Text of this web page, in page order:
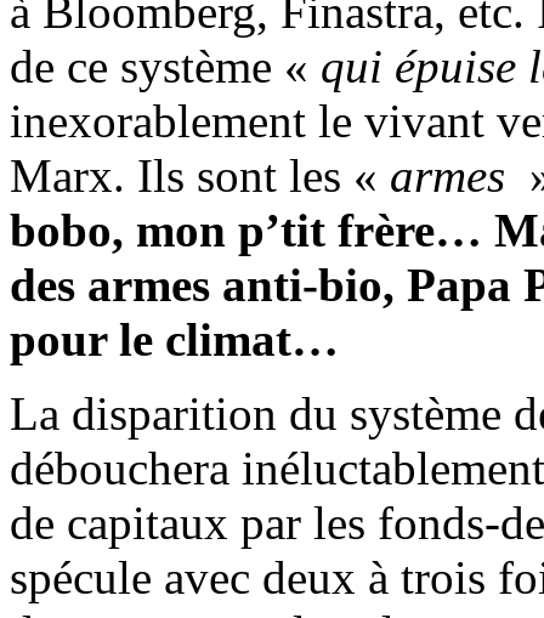
à Bloomberg, Finastra, etc.
de ce système « qui épuise
inexorablement le vivant
Marx. Ils sont les « armes
bobo, mon p’tit frère…
des armes anti-bio, Papa
pour le climat…
La disparition du système
débouchera
de capitaux par les fonds-
spécule avec deux à trois